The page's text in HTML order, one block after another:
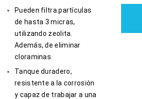
Pueden filtra partículas
de hasta 3 micras,
utilizando zeolita.
Además, de eliminar
cloraminas.
Tanque duradero,
resistente a la corrosión
y capaz de trabajar a una